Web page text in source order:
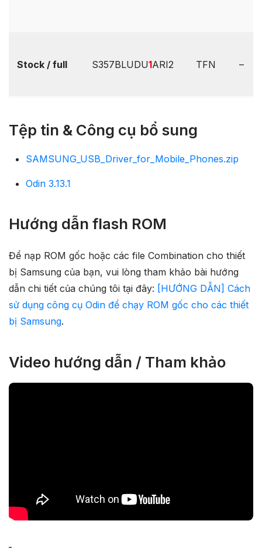
Stock / full S357BLUDU1ARI2 TFN –
Tệp tin & Công cụ bổ sung
SAMSUNG_USB_Driver_for_Mobile_Phones.zip
Odin 3.13.1
Hướng dẫn flash ROM
Để nạp ROM gốc hoặc các file Combination cho thiết
bị Samsung của bạn, vui lòng tham khảo bài hướng
dẫn chi tiết của chúng tôi tại đây: [HƯỚNG DẪN] Cách
sử dụng công cụ Odin để chạy ROM gốc cho các thiết
bị Samsung.
Video hướng dẫn / Tham khảo